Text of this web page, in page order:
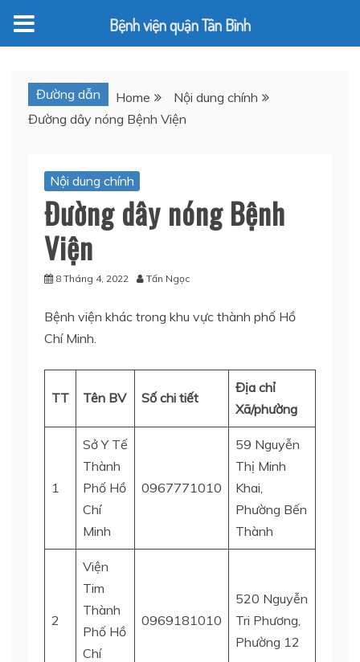
contentĐường dẫn Home
Nội dung chính
Đường dây nóng Bệnh Viện
Nội dung chính
Đường dây nóng Bệnh
Viện
8 Tháng 4, 2022 Tấn Ngọc
Bệnh viện khác trong khu vực thành phố Hồ
Chí Minh.
TT Tên BV Số chi tiết
Địa chỉ
Xã/phường
1
Sở Y Tế
Thành
Phố Hồ
Chí
Minh
0967771010
59 Nguyễn
Thị Minh
Khai,
Phường Bến
Thành
2
Viện
Tim
Thành
Phố Hồ
Chí
0969181010
520 Nguyễn
Tri Phương,
Phường 12
Bệnh viện quận Tân Bình